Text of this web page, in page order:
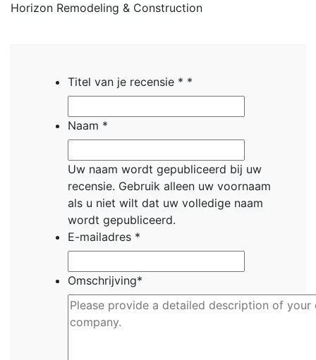
Horizon Remodeling & Construction
Titel van je recensie * *
Naam *
Uw naam wordt gepubliceerd bij uw
recensie. Gebruik alleen uw voornaam
als u niet wilt dat uw volledige naam
wordt gepubliceerd.
E-mailadres *
Omschrijving*